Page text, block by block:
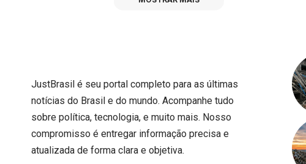
JustBrasil é seu portal completo para as últimas
notícias do Brasil e do mundo. Acompanhe tudo
sobre política, tecnologia, e muito mais. Nosso
compromisso é entregar informação precisa e
atualizada de forma clara e objetiva.